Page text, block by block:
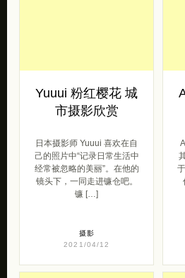
Yuuui 粉红樱花 城
市摄影欣赏
日本摄影师 Yuuui 喜欢在自
己的照片中“记录日常生活中
经常被忽略的美丽”。在他的
镜头下，一同走进镰仓吧。
镰 […]
摄影
2021/04/12